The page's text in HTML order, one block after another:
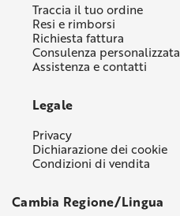
Traccia il tuo ordine
Resi e rimborsi
Richiesta fattura
Consulenza personalizzata
Assistenza e contatti
Legale
Privacy
Dichiarazione dei cookie
Condizioni di vendita
Cambia Regione/Lingua